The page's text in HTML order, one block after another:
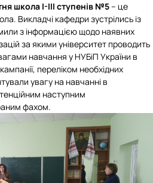
школа І-ІІІ ступенів №5– це
Викладчі кафедри зустрілись із
з інформацією щодо наявних
за якими університет проводить
навчання у НУБіП України в
переліком необхідних
увагу на навчанні в
наступним
фахом.